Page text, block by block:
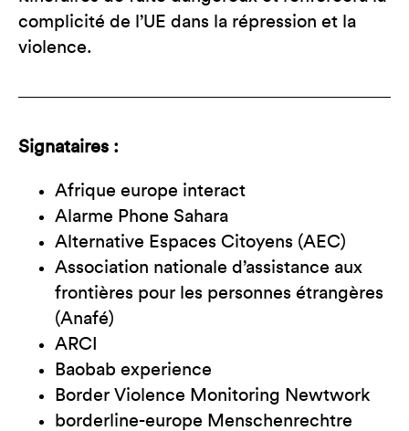
complicité de l’UE dans la répression et la
violence.
Signataires :
Afrique europe interact
Alarme Phone Sahara
Alternative Espaces Citoyens (AEC)
Association nationale d’assistance aux
frontières pour les personnes étrangères
(Anafé)
ARCI
Baobab experience
Border Violence Monitoring Newtwork
borderline-europe Menschenrechtre